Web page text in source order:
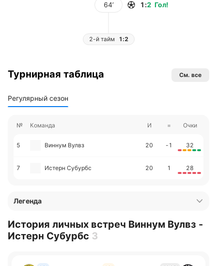
64’ Гол!
1 :2
2-й тайм 1:2
Турнирная таблица См. все
Регулярный сезон
№ Команда И = Очки
5 Виннум Вулвз 20 -1 32
7 Истерн Субурбс 20 1 28
Легенда
История личных встреч Виннум Вулвз -
Истерн Субурбс 3